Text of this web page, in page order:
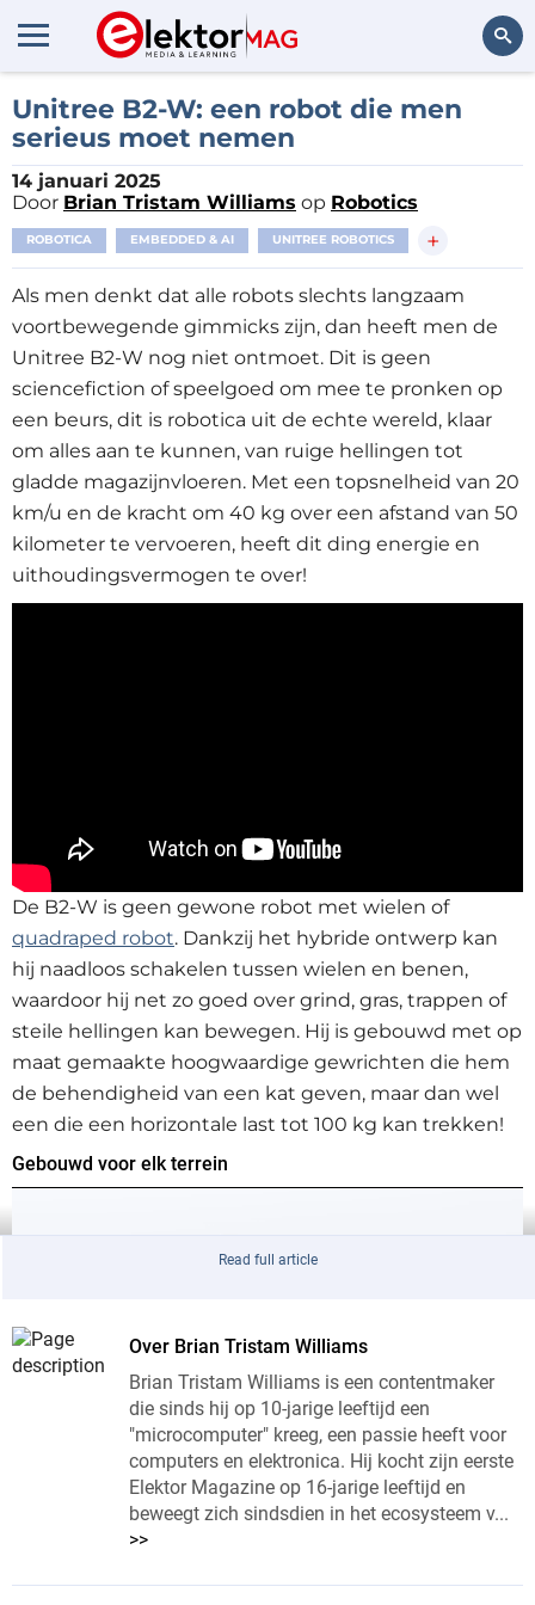
Zoeken
Unitree B2-W: een robot die men
serieus moet nemen
14 januari 2025
Door Brian Tristam Williams op Robotics
ROBOTICA EMBEDDED & AI UNITREE ROBOTICS +
Als men denkt dat alle robots slechts langzaam
voortbewegende gimmicks zijn, dan heeft men de
Unitree B2-W nog niet ontmoet. Dit is geen
sciencefiction of speelgoed om mee te pronken op
een beurs, dit is robotica uit de echte wereld, klaar
om alles aan te kunnen, van ruige hellingen tot
gladde magazijnvloeren. Met een topsnelheid van 20
km/u en de kracht om 40 kg over een afstand van 50
kilometer te vervoeren, heeft dit ding energie en
uithoudingsvermogen te over!
De B2-W is geen gewone robot met wielen of
quadraped robot. Dankzij het hybride ontwerp kan
hij naadloos schakelen tussen wielen en benen,
waardoor hij net zo goed over grind, gras, trappen of
steile hellingen kan bewegen. Hij is gebouwd met op
maat gemaakte hoogwaardige gewrichten die hem
de behendigheid van een kat geven, maar dan wel
een die een horizontale last tot 100 kg kan trekken!
Gebouwd voor elk terrein
Built for Any Terrain
Het ontwerp is even praktisch als strak. De B2-W is
Read full article
Over Brian Tristam Williams
Brian Tristam Williams is een contentmaker
die sinds hij op 10-jarige leeftijd een
"microcomputer" kreeg, een passie heeft voor
computers en elektronica. Hij kocht zijn eerste
Elektor Magazine op 16-jarige leeftijd en
beweegt zich sindsdien in het ecosysteem v...
>>